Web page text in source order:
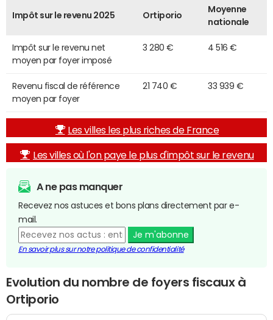
Impôt sur le revenu 2025 Ortiporio
Moyenne
nationale
Impôt sur le revenu net
moyen par foyer imposé
3 280 € 4 516 €
Revenu fiscal de référence
moyen par foyer
21 740 € 33 939 €
Les villes les plus riches de France
Les villes où l'on paye le plus d'impôt sur le revenu
A ne pas manquer
Recevez nos astuces et bons plans directement par e-
mail.
Je m'abonne
En savoir plus sur notre politique de confidentialité
Evolution du nombre de foyers fiscaux à
Ortiporio